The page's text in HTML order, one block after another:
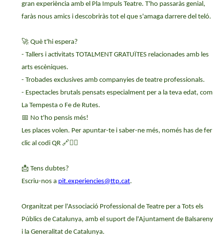
gran experiència amb el Pla Impuls Teatre. T'ho passaràs genial,
faràs nous amics i descobriràs tot el que s'amaga darrere del teló.
🚀 Què t'hi espera?
- Tallers i activitats TOTALMENT GRATUÏTES relacionades amb les
arts escèniques.
- Trobades exclusives amb companyies de teatre professionals.
- Espectacles brutals pensats especialment per a la teva edat, com
La Tempesta o Fe de Rutes.
📅 No t'ho pensis més!
Les places volen. Per apuntar-te i saber-ne més, només has de fer
clic al codi QR 🔗☝🏻
📩 Tens dubtes?
Escriu-nos a pit.experiencies@ttp.cat.
Organitzat per l'Associació Professional de Teatre per a Tots els
Públics de Catalunya, amb el suport de l'Ajuntament de Balsareny
i la Generalitat de Catalunya.